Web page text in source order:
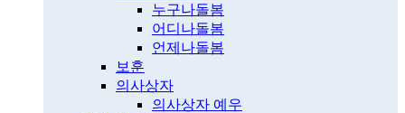
누구나돌봄
어디나돌봄
언제나돌봄
보훈
의사상자
의사상자 예우